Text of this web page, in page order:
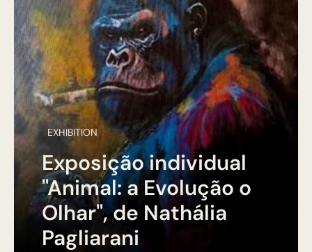
EXHIBITION
Exposição individual
"Animal: a Evolução o
Olhar", de Nathália
Pagliarani